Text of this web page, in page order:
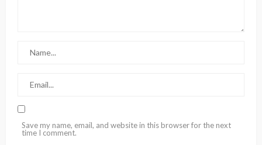
Save my name, email, and website in this browser for the next
time I comment.